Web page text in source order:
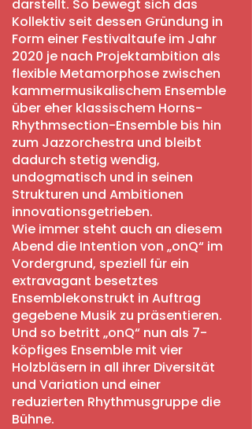
darstellt. So bewegt sich das
Kollektiv seit dessen Gründung in
Form einer Festivaltaufe im Jahr
2020 je nach Projektambition als
flexible Metamorphose zwischen
kammermusikalischem Ensemble
über eher klassischem Horns-
Rhythmsection-Ensemble bis hin
zum Jazzorchestra und bleibt
dadurch stetig wendig,
undogmatisch und in seinen
Strukturen und Ambitionen
innovationsgetrieben.
Wie immer steht auch an diesem
Abend die Intention von „onQ“ im
Vordergrund, speziell für ein
extravagant besetztes
Ensemblekonstrukt in Auftrag
gegebene Musik zu präsentieren.
Und so betritt „onQ“ nun als 7-
köpfiges Ensemble mit vier
Holzbläsern in all ihrer Diversität
und Variation und einer
reduzierten Rhythmusgruppe die
Bühne.